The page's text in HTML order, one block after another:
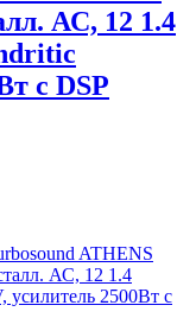
АС, 12 1.4
с DSP